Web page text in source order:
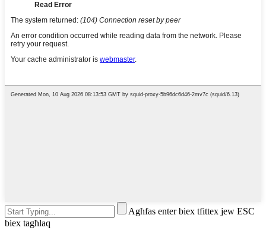
Agħfas enter biex tfittex jew ESC
biex tagħlaq